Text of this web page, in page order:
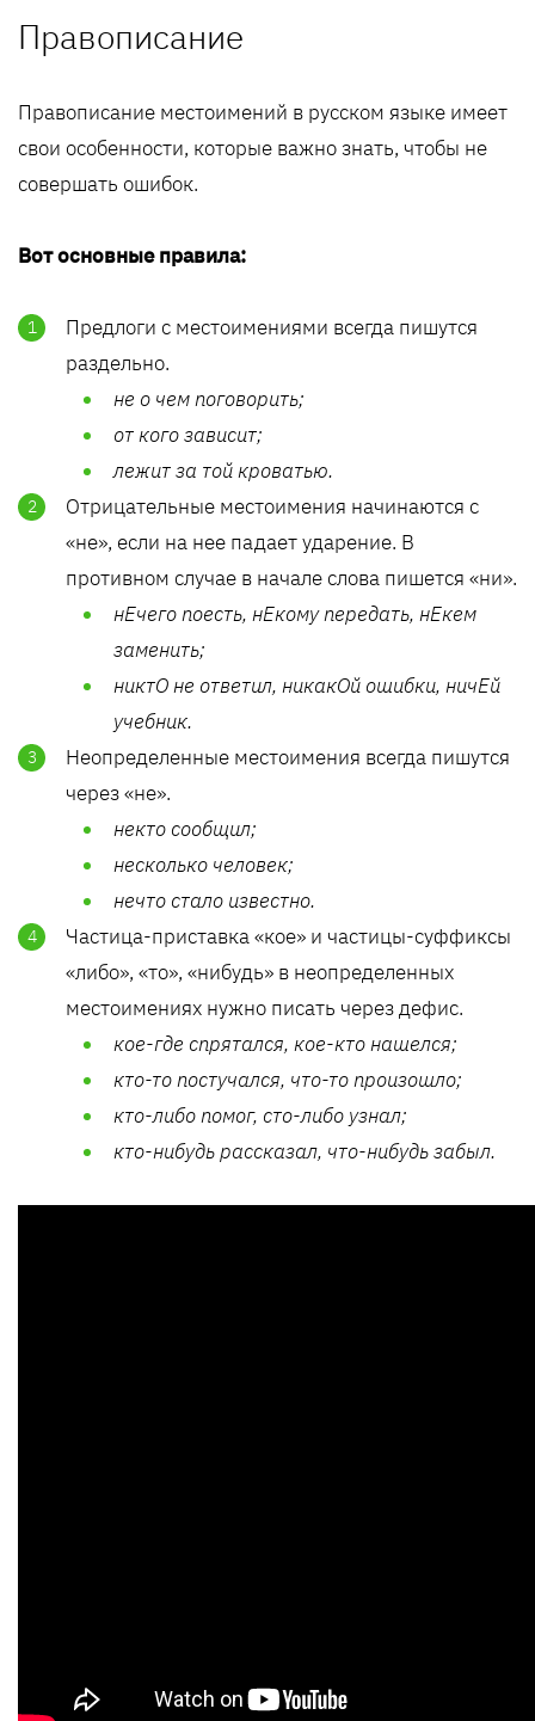
Правописание
Правописание местоимений в русском языке имеет
свои особенности, которые важно знать, чтобы не
совершать ошибок.
Вот основные правила:
Предлоги с местоимениями всегда пишутся
раздельно.
не о чем поговорить;
от кого зависит;
лежит за той кроватью.
Отрицательные местоимения начинаются с
«не», если на нее падает ударение. В
противном случае в начале слова пишется «ни».
нЕчего поесть, нЕкому передать, нЕкем
заменить;
никтО не ответил, никакОй ошибки, ничЕй
учебник.
Неопределенные местоимения всегда пишутся
через «не».
некто сообщил;
несколько человек;
нечто стало известно.
Частица-приставка «кое» и частицы-суффиксы
«либо», «то», «нибудь» в неопределенных
местоимениях нужно писать через дефис.
кое-где спрятался, кое-кто нашелся;
кто-то постучался, что-то произошло;
кто-либо помог, сто-либо узнал;
кто-нибудь рассказал, что-нибудь забыл.